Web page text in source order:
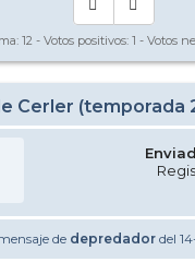
12 - Votos positivos: 1 - Votos
Cerler (temporada
de depredador del